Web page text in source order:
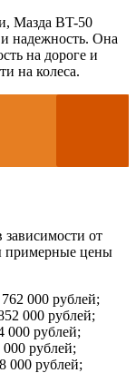
Мазда BT-50
надежность. Она
на дороге и
на колеса.
от
примерные цены
000 рублей;
000 рублей;
000 рублей;
рублей;
000 рублей;